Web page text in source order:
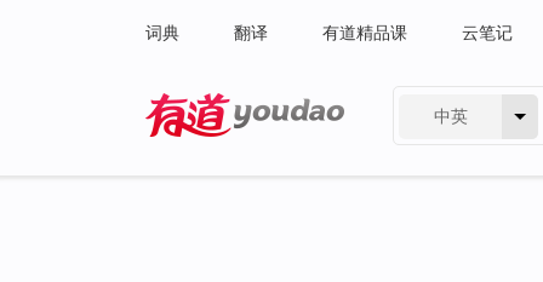
词典 翻译 有道精品课 云笔记
中英